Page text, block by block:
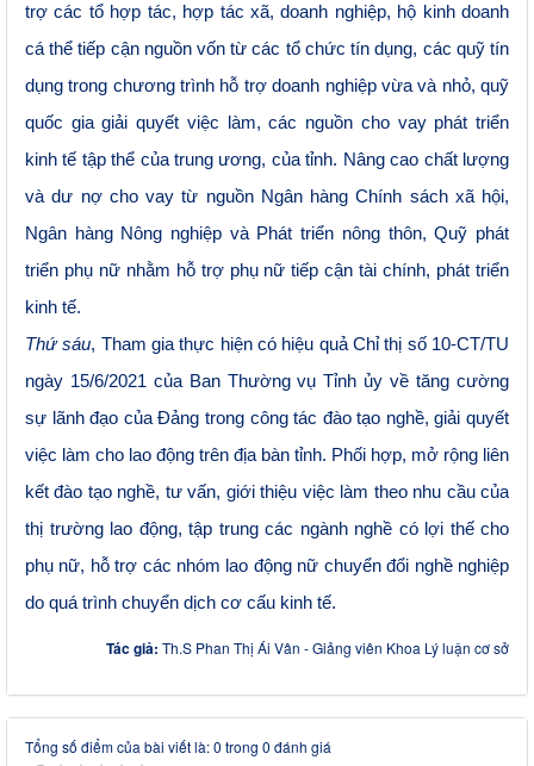
trợ các tổ hợp tác, hợp tác xã, doanh nghiệp, hộ kinh doanh
cá thể tiếp cận nguồn vốn từ các tổ chức tín dụng, các quỹ tín
dụng trong chương trình hỗ trợ doanh nghiệp vừa và nhỏ, quỹ
quốc gia giải quyết việc làm, các nguồn cho vay phát triển
kinh tế tập thể của trung ương, của tỉnh. Nâng cao chất lượng
và dư nợ cho vay từ nguồn Ngân hàng Chính sách xã hội,
Ngân hàng Nông nghiệp và Phát triển nông thôn, Quỹ phát
triển phụ nữ nhằm hỗ trợ phụ nữ tiếp cận tài chính, phát triển
kinh tế.
Thứ sáu, Tham gia thực hiện có hiệu quả Chỉ thị số 10-CT/TU
ngày 15/6/2021 của Ban Thường vụ Tỉnh ủy về tăng cường
sự lãnh đạo của Đảng trong công tác đào tạo nghề, giải quyết
việc làm cho lao động trên địa bàn tỉnh. Phối hợp, mở rộng liên
kết đào tạo nghề, tư vấn, giới thiệu việc làm theo nhu cầu của
thị trường lao động, tập trung các ngành nghề có lợi thế cho
phụ nữ, hỗ trợ các nhóm lao động nữ chuyển đổi nghề nghiệp
do quá trình chuyển dịch cơ cấu kinh tế.
Tác giả: Th.S Phan Thị Ái Vân - Giảng viên Khoa Lý luận cơ sở
Tổng số điểm của bài viết là: 0 trong 0 đánh giá